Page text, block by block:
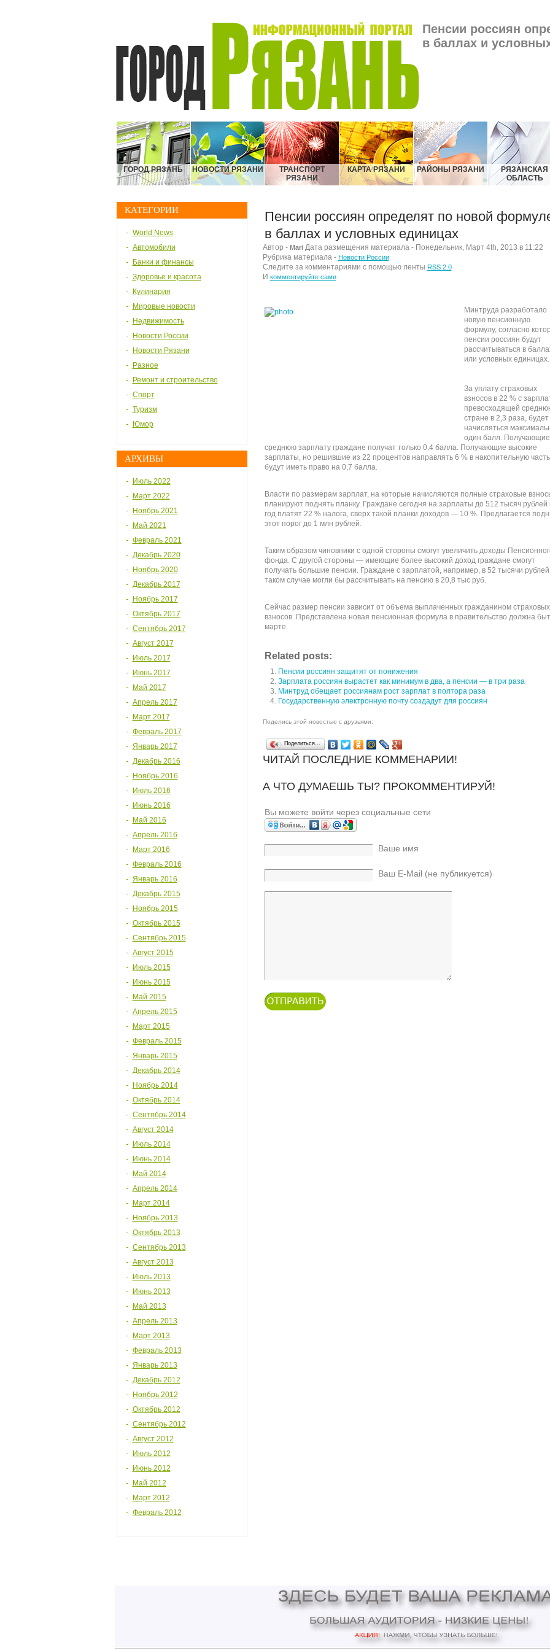
Пенсии россиян
в баллах и
ГОРОД РЯЗАНЬ НОВОСТИ РЯЗАНИ
ТРАНСПОРТ
РЯЗАНИ
КАРТА РЯЗАНИ РАЙОНЫ РЯЗАНИ
РЯЗАНСКАЯ
ОБЛАСТЬ
КАТЕГОРИИ
World News
Автомобили
Банки и финансы
Здоровье и красота
Кулинария
Мировые новости
Недвижимость
Новости России
Новости Рязани
Разное
Ремонт и строительство
Спорт
Туризм
Юмор
АРХИВЫ
Июль 2022
Март 2022
Ноябрь 2021
Май 2021
Февраль 2021
Декабрь 2020
Ноябрь 2020
Декабрь 2017
Ноябрь 2017
Октябрь 2017
Сентябрь 2017
Август 2017
Июль 2017
Июнь 2017
Май 2017
Апрель 2017
Март 2017
Февраль 2017
Январь 2017
Декабрь 2016
Ноябрь 2016
Июль 2016
Июнь 2016
Май 2016
Апрель 2016
Март 2016
Февраль 2016
Январь 2016
Декабрь 2015
Ноябрь 2015
Октябрь 2015
Сентябрь 2015
Август 2015
Июль 2015
Июнь 2015
Май 2015
Апрель 2015
Март 2015
Февраль 2015
Январь 2015
Декабрь 2014
Ноябрь 2014
Октябрь 2014
Сентябрь 2014
Август 2014
Июль 2014
Июнь 2014
Май 2014
Апрель 2014
Март 2014
Ноябрь 2013
Октябрь 2013
Сентябрь 2013
Август 2013
Июль 2013
Июнь 2013
Май 2013
Апрель 2013
Март 2013
Февраль 2013
Январь 2013
Декабрь 2012
Ноябрь 2012
Октябрь 2012
Сентябрь 2012
Август 2012
Июль 2012
Июнь 2012
Май 2012
Март 2012
Февраль 2012
Пенсии россиян определят по новой
в баллах и условных единицах
Автор - MariДата размещения материала - Понедельник, Март 4th, 2013 в 11:22
Рубрика материала - Новости России
Следите за комментариями с помощью ленты RSS 2.0
И комментируйте сами
Минтруда разработало
новую пенсионную
формулу, согласно
пенсии россиян будут
рассчитываться в
или условных единицах.
За уплату страховых
взносов в 22 % с
превосходящей
стране в 2,3 раза, будет
начисляться
один балл. Получающие
среднюю зарплату граждане получат только 0,4 балла. Получающие высокие
зарплаты, но решившие из 22 процентов направлять 6 % в накопительную
будут иметь право на 0,7 балла.
Власти по размерам зарплат, на которые начисляются полные страховые
планируют поднять планку. Граждане сегодня на зарплаты до 512 тысяч рублей
год платят 22 % налога, сверх такой планки доходов — 10 %. Предлагается
этот порог до 1 млн рублей.
Таким образом чиновники с одной стороны смогут увеличить доходы
фонда. С другой стороны — имеющие более высокий доход граждане смогут
получать большие пенсии. Граждане с зарплатой, например, в 52 тысячи рублей
таком случае могли бы рассчитывать на пенсию в 20,8 тыс руб.
Сейчас размер пенсии зависит от объема выплаченных гражданином страховых
взносов. Представлена новая пенсионная формула в правительство должна
марте.
Related posts:
Пенсии россиян защитят от понижения
Зарплата россиян вырастет как минимум в два, а пенсии — в три раза
Минтруд обещает россиянам рост зарплат в полтора раза
Государственную электронную почту создадут для россиян
Поделись этой новостью с друзьями:
Поделиться…
ЧИТАЙ ПОСЛЕДНИЕ КОММЕНАРИИ!
А ЧТО ДУМАЕШЬ ТЫ? ПРОКОММЕНТИРУЙ!
Вы можете войти через социальные сети
Ваше имя
Ваш E-Mail (не публикуется)